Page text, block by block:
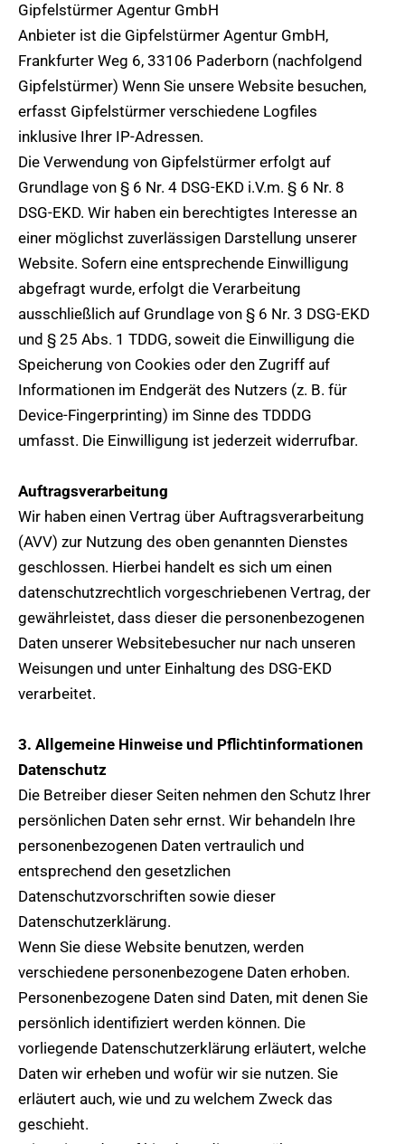
Gipfelstürmer Agentur GmbH
Anbieter ist die Gipfelstürmer Agentur GmbH,
Frankfurter Weg 6, 33106 Paderborn (nachfolgend
Gipfelstürmer) Wenn Sie unsere Website besuchen,
erfasst Gipfelstürmer verschiedene Logfiles
inklusive Ihrer IP-Adressen.
Die Verwendung von Gipfelstürmer erfolgt auf
Grundlage von § 6 Nr. 4 DSG-EKD i.V.m. § 6 Nr. 8
DSG-EKD. Wir haben ein berechtigtes Interesse an
einer möglichst zuverlässigen Darstellung unserer
Website. Sofern eine entsprechende Einwilligung
abgefragt wurde, erfolgt die Verarbeitung
ausschließlich auf Grundlage von § 6 Nr. 3 DSG-EKD
und § 25 Abs. 1 TDDG, soweit die Einwilligung die
Speicherung von Cookies oder den Zugriff auf
Informationen im Endgerät des Nutzers (z. B. für
Device-Fingerprinting) im Sinne des TDDDG
umfasst. Die Einwilligung ist jederzeit widerrufbar.
Auftragsverarbeitung
Wir haben einen Vertrag über Auftragsverarbeitung
(AVV) zur Nutzung des oben genannten Dienstes
geschlossen. Hierbei handelt es sich um einen
datenschutzrechtlich vorgeschriebenen Vertrag, der
gewährleistet, dass dieser die personenbezogenen
Daten unserer Websitebesucher nur nach unseren
Weisungen und unter Einhaltung des DSG-EKD
verarbeitet.
3. Allgemeine Hinweise und Pflichtinformationen
Datenschutz
Die Betreiber dieser Seiten nehmen den Schutz Ihrer
persönlichen Daten sehr ernst. Wir behandeln Ihre
personenbezogenen Daten vertraulich und
entsprechend den gesetzlichen
Datenschutzvorschriften sowie dieser
Datenschutzerklärung.
Wenn Sie diese Website benutzen, werden
verschiedene personenbezogene Daten erhoben.
Personenbezogene Daten sind Daten, mit denen Sie
persönlich identifiziert werden können. Die
vorliegende Datenschutzerklärung erläutert, welche
Daten wir erheben und wofür wir sie nutzen. Sie
erläutert auch, wie und zu welchem Zweck das
geschieht.